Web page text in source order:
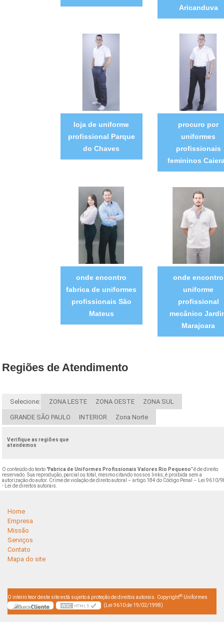
Aricanduva
loja de uniforme
profissional Parque
do Chaves
procuro por
uniformes
profissionais
femininos
onde encontro
fabrica de uniformes
profissionais São
Mateus
onde encontro
uniforme
profissional
mecânico
Marajoara
Regiões de Atendimento
Selecione: ZONA LESTE ZONA OESTE ZONA SUL
GRANDE SÃO PAULO INTERIOR Zona Norte
Verifique as regiões que
atendemos
O conteúdo do texto "Fabrica de Uniformes Profissionais Valores Rio Pequeno" é de direito
reservado. Sua reprodução, parcial ou total, mesmo citando nossos links, é proibida sem a
autorização do autor. Crime de violação de direito autoral – artigo 184 do Código Penal –
Lei 9610/
- Lei de direitos autorais
Home
Empresa
Missão
Serviços
Contato
Mapa do site
O inteiro teor deste site está sujeito à proteção de direitos autorais. Copyright© Uniformes
(Lei 9610 de 19/02/1998)